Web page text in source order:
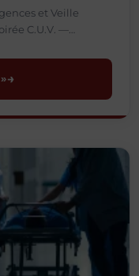
et Veille
C.U.V. —